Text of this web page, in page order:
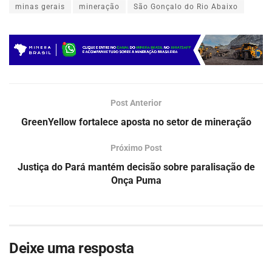
minas gerais mineração São Gonçalo do Rio Abaixo
Post Anterior
GreenYellow fortalece aposta no setor de mineração
Próximo Post
Justiça do Pará mantém decisão sobre paralisação de
Onça Puma
Deixe uma resposta